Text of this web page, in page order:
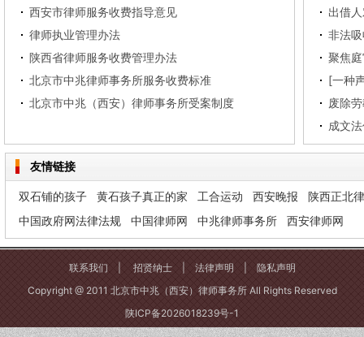
西安市律师服务收费指导意见
律师执业管理办法
陕西省律师服务收费管理办法
北京市中兆律师事务所服务收费标准
北京市中兆（西安）律师事务所受案制度
出借
非法
聚焦
废除
成文
友情链接
双石铺的孩子 黄石孩子真正的家 工合运动 西安晚报
陕西正北
中国政府网法律法规
中国律师网 中兆律师事务所 西安律师网
联系我们 招贤纳士| 法律声明
隐私声明
Copyright @ 2011 北京市中兆（西安）律师事务所 All Rights Reserved
陕ICP备2026018239号-1